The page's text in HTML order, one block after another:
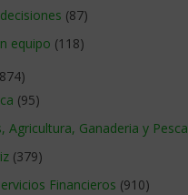
(87)
equipo (118)
(95)
Agricultura, Ganaderia y Pesca
(379)
Financieros (910)